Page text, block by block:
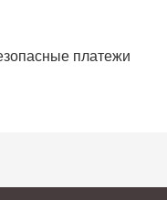
платежи